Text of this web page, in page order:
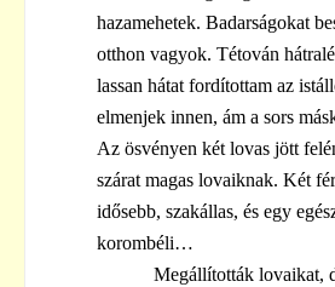
hazamehetek. Badarságokat
otthon vagyok. Tétován
lassan hátat fordítottam az
elmenjek innen, ám a sors
Az ösvényen két lovas jött
szárat magas lovaiknak. Két
idősebb, szakállas, és egy
korombéli…
Megállították lovaikat,